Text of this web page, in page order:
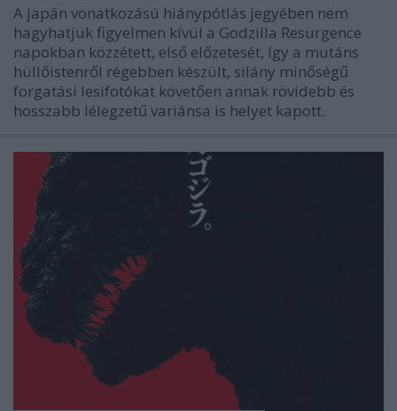
A japán vonatkozású hiánypótlás jegyében nem
hagyhatjuk figyelmen kívül a Godzilla Resurgence
napokban közzétett, első előzetesét, így a mutáns
hüllőistenről régebben készült, silány minőségű
forgatási lesifotókat követően annak rövidebb és
hosszabb lélegzetű variánsa is helyet kapott.